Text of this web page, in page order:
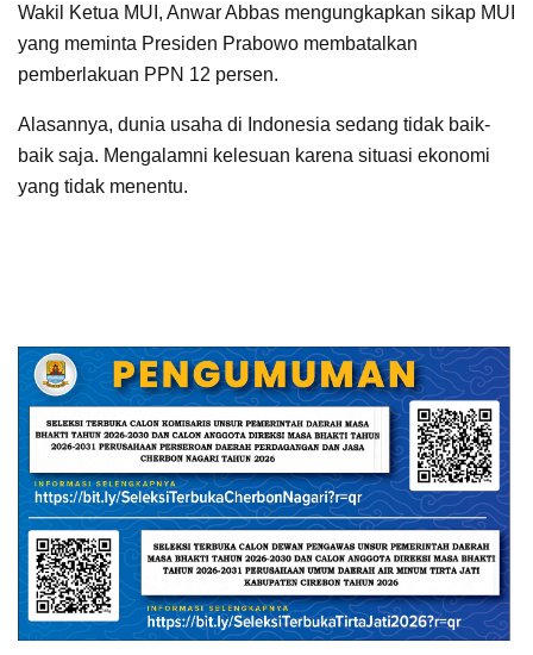
Wakil Ketua MUI, Anwar Abbas mengungkapkan sikap MUI
yang meminta Presiden Prabowo membatalkan
pemberlakuan PPN 12 persen.
Alasannya, dunia usaha di Indonesia sedang tidak baik-
baik saja. Mengalamni kelesuan karena situasi ekonomi
yang tidak menentu.